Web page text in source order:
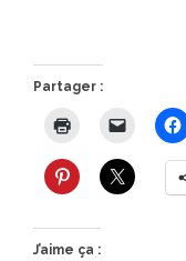
Partager :
J’aime ça :